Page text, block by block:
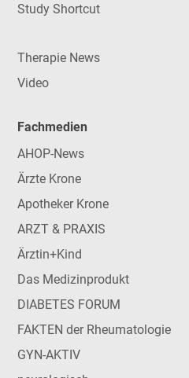
Study Shortcut
Therapie News
Video
Fachmedien
AHOP-News
Ärzte Krone
Apotheker Krone
ARZT & PRAXIS
Ärztin+Kind
Das Medizinprodukt
DIABETES FORUM
FAKTEN der Rheumatologie
GYN-AKTIV